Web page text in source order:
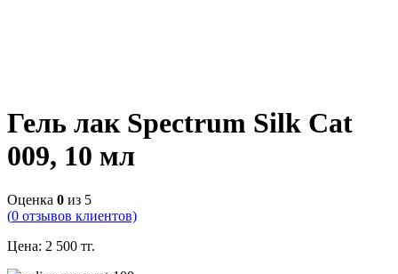
Гель лак Spectrum Silk Cat
009, 10 мл
Оценка 0 из 5
(0 отзывов клиентов)
Цена: 2 500 тг.